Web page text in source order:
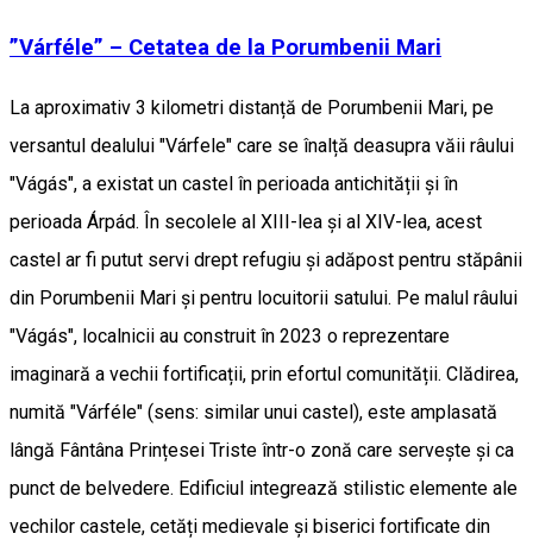
”Várféle” – Cetatea de la Porumbenii Mari
La aproximativ 3 kilometri distanță de Porumbenii Mari, pe
versantul dealului "Várfele" care se înalță deasupra văii râului
"Vágás", a existat un castel în perioada antichității și în
perioada Árpád. În secolele al XIII-lea și al XIV-lea, acest
castel ar fi putut servi drept refugiu și adăpost pentru stăpânii
din Porumbenii Mari și pentru locuitorii satului. Pe malul râului
"Vágás", localnicii au construit în 2023 o reprezentare
imaginară a vechii fortificații, prin efortul comunității. Clădirea,
numită "Várféle" (sens: similar unui castel), este amplasată
lângă Fântâna Prințesei Triste într-o zonă care servește și ca
punct de belvedere. Edificiul integrează stilistic elemente ale
vechilor castele, cetăți medievale și biserici fortificate din